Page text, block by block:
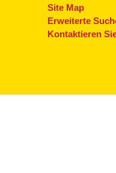
Site Map
Erweiterte
Kontaktieren